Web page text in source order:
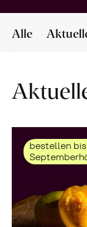
Alle
bestellen